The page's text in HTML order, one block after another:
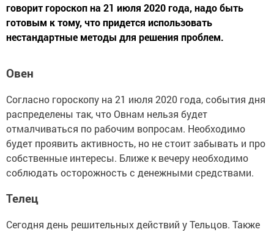
говорит гороскоп на 21 июля 2020 года, надо быть
готовым к тому, что придется использовать
нестандартные методы для решения проблем.
Овен
Согласно гороскопу на 21 июля 2020 года, события дня
распределены так, что Овнам нельзя будет
отмалчиваться по рабочим вопросам. Необходимо
будет проявить активность, но не стоит забывать и про
собственные интересы. Ближе к вечеру необходимо
соблюдать осторожность с денежными средствами.
Телец
Сегодня день решительных действий у Тельцов. Также